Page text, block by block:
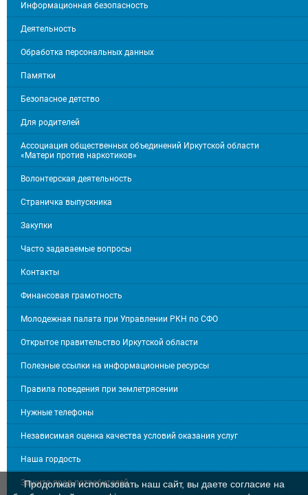
Информационная безопасность
Деятельность
Обработка персональных данных
Памятки
Безопасное детство
Для родителей
Ассоциация общественных объединений Иркутской области
«Матери против наркотиков»
Волонтерская деятельность
Страничка выпускника
Закупки
Часто задаваемые вопросы
Контакты
Финансовая грамотность
Молодежная палата при Управлении РКН по СФО
Открытое правительство Иркутской области
Полезные ссылки на информационные ресурсы
Правила поведения при землетрясении
Нужные телефоны
Независимая оценка качества условий оказания услуг
Наша гордость
Защита прав потребителей
Продолжая использовать наш сайт, вы даете согласие на